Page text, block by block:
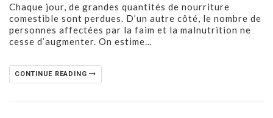
Chaque jour, de grandes quantités de nourriture
comestible sont perdues. D’un autre côté, le nombre de
personnes affectées par la faim et la malnutrition ne
cesse d’augmenter. On estime…
CONTINUE READING